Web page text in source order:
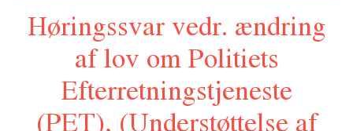
Høringssvar vedr. ændring
af lov om Politiets
Efterretningstjeneste
(PET), (Understøttelse af